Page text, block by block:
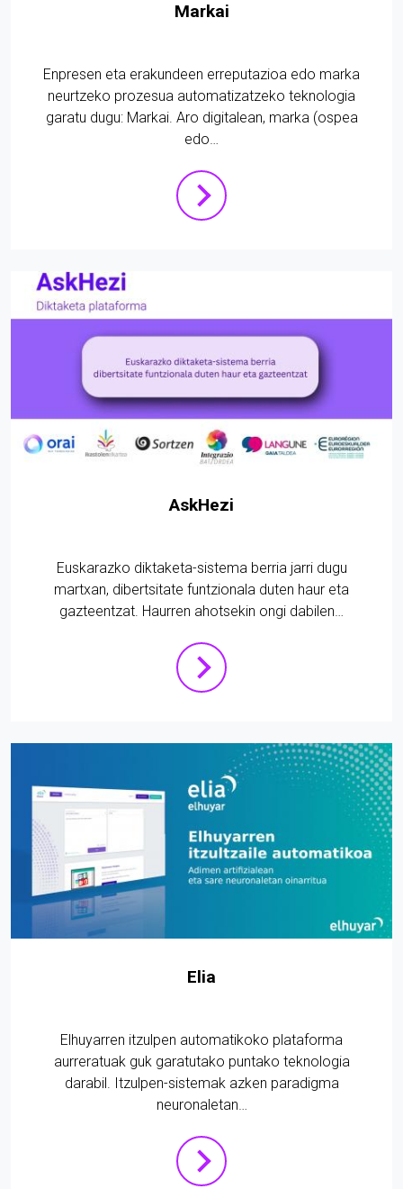
Markai
Enpresen eta erakundeen erreputazioa edo marka
neurtzeko prozesua automatizatzeko teknologia
garatu dugu: Markai. Aro digitalean, marka (ospea
edo…
AskHezi
Euskarazko diktaketa-sistema berria jarri dugu
martxan, dibertsitate funtzionala duten haur eta
gazteentzat. Haurren ahotsekin ongi dabilen…
Elia
Elhuyarren itzulpen automatikoko plataforma
aurreratuak guk garatutako puntako teknologia
darabil. Itzulpen-sistemak azken paradigma
neuronaletan…